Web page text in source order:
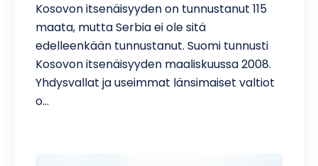
Kosovon itsenäisyyden on tunnustanut 115
maata, mutta Serbia ei ole sitä
edelleenkään tunnustanut. Suomi tunnusti
Kosovon itsenäisyyden maaliskuussa 2008.
Yhdysvallat ja useimmat länsimaiset valtiot
o…